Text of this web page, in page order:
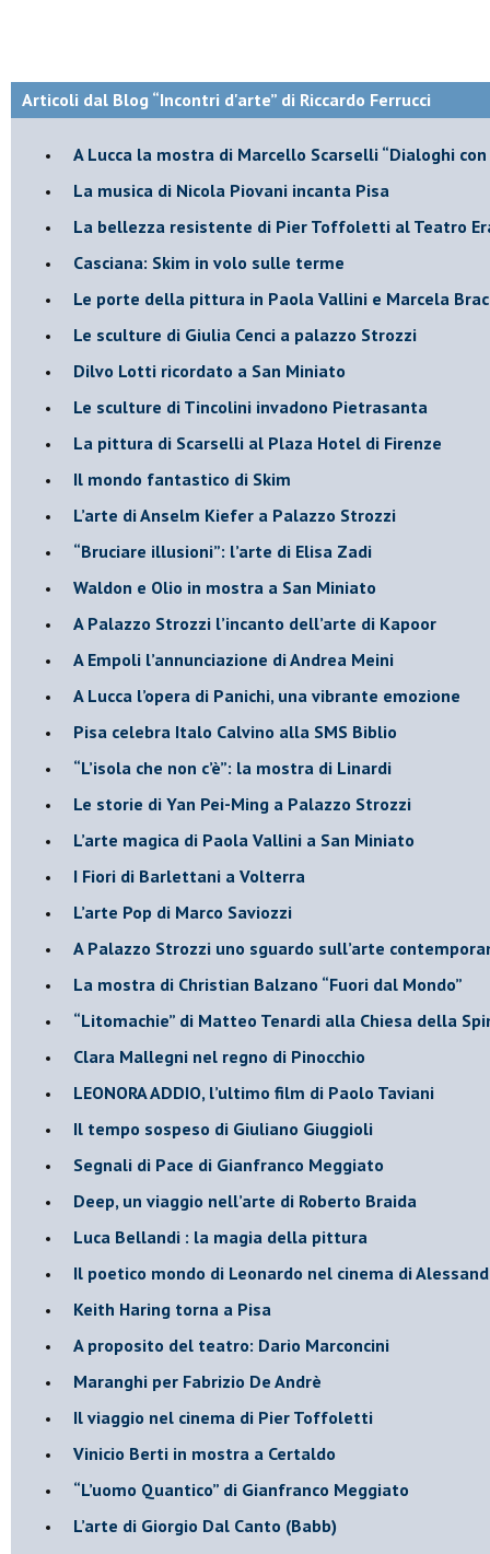
Articoli dal Blog “Incontri d'arte” di Riccardo Ferrucci
A Lucca la mostra di Marcello Scarselli “Dialoghi
​La musica di Nicola Piovani incanta Pisa
​La bellezza resistente di Pier Toffoletti al Teatro
​Casciana: Skim in volo sulle terme
​Le porte della pittura in Paola Vallini e Marcela
​Le sculture di Giulia Cenci a palazzo Strozzi
​Dilvo Lotti ricordato a San Miniato
​Le sculture di Tincolini invadono Pietrasanta
La pittura di Scarselli al Plaza Hotel di Firenze
​Il mondo fantastico di Skim
​L’arte di Anselm Kiefer a Palazzo Strozzi
​“Bruciare illusioni”: l’arte di Elisa Zadi
​Waldon e Olio in mostra a San Miniato
​A Palazzo Strozzi l’incanto dell’arte di Kapoor
​A Empoli l’annunciazione di Andrea Meini
A Lucca l’opera di Panichi, una vibrante emozione
Pisa celebra Italo Calvino alla SMS Biblio
“L’isola che non c’è”: la mostra di Linardi
​Le storie di Yan Pei-Ming a Palazzo Strozzi
​L’arte magica di Paola Vallini a San Miniato
​I Fiori di Barlettani a Volterra
​L’arte Pop di Marco Saviozzi
​A Palazzo Strozzi uno sguardo sull’arte
La mostra di Christian Balzano “Fuori dal Mondo”
​“Litomachie” di Matteo Tenardi alla Chiesa della
​Clara Mallegni nel regno di Pinocchio
​LEONORA ADDIO, l’ultimo film di Paolo Taviani
Il tempo sospeso di Giuliano Giuggioli
Segnali di Pace di Gianfranco Meggiato
​Deep, un viaggio nell’arte di Roberto Braida
​Luca Bellandi : la magia della pittura
​Il poetico mondo di Leonardo nel cinema di
​Keith Haring torna a Pisa
​A proposito del teatro: Dario Marconcini
Maranghi per Fabrizio De Andrè
​Il viaggio nel cinema di Pier Toffoletti
Vinicio Berti in mostra a Certaldo
“L’uomo Quantico” di Gianfranco Meggiato
​L’arte di Giorgio Dal Canto (Babb)